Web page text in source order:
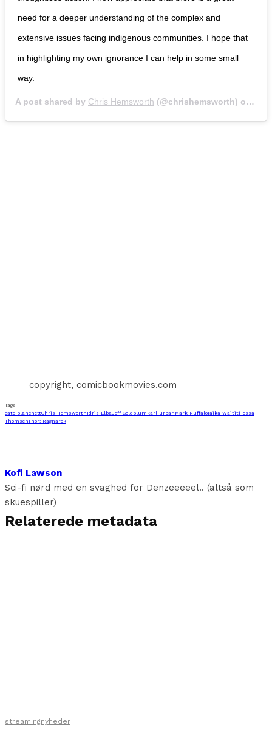
need for a deeper understanding of the complex and
extensive issues facing indigenous communities. I hope that
in highlighting my own ignorance I can help in some small
way.
A post shared by Chris Hemsworth (@chrishemsworth) on
copyright, comicbookmovies.com
Tags
cate blanchettChris Hemsworth Idris ElbaJeff Goldblum karl urban Mark RuffaloTaika WaititiTessa
ThomsenThor: Ragnarok
Kofi Lawson
Sci-fi nørd med en svaghed for Denzeeeeel.. (altså som
skuespiller)
Relaterede metadata
streamingnyheder